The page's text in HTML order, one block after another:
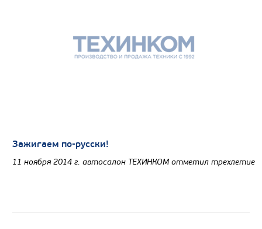
Зажигаем по-русски!
11 ноября 2014 г. автосалон ТЕХИНКОМ отметил трехлетие